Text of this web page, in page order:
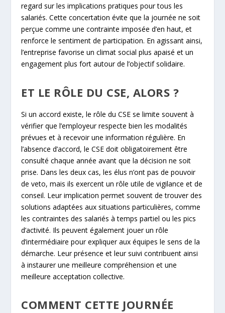
regard sur les implications pratiques pour tous les
salariés. Cette concertation évite que la journée ne soit
perçue comme une contrainte imposée d’en haut, et
renforce le sentiment de participation. En agissant ainsi,
l’entreprise favorise un climat social plus apaisé et un
engagement plus fort autour de l’objectif solidaire.
ET LE RÔLE DU CSE, ALORS ?
Si un accord existe, le rôle du CSE se limite souvent à
vérifier que l’employeur respecte bien les modalités
prévues et à recevoir une information régulière. En
l’absence d’accord, le CSE doit obligatoirement être
consulté chaque année avant que la décision ne soit
prise. Dans les deux cas, les élus n’ont pas de pouvoir
de veto, mais ils exercent un rôle utile de vigilance et de
conseil. Leur implication permet souvent de trouver des
solutions adaptées aux situations particulières, comme
les contraintes des salariés à temps partiel ou les pics
d’activité. Ils peuvent également jouer un rôle
d’intermédiaire pour expliquer aux équipes le sens de la
démarche. Leur présence et leur suivi contribuent ainsi
à instaurer une meilleure compréhension et une
meilleure acceptation collective.
COMMENT CETTE JOURNÉE